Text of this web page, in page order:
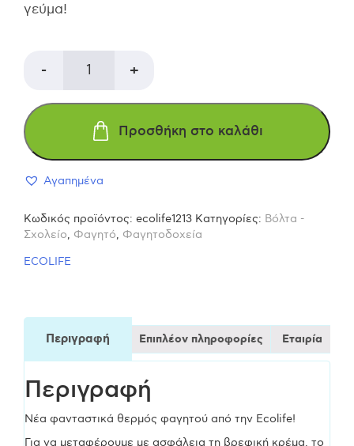
γεύμα!
- ECOLIFE
Ανοξείδωτο
Φαγητού
450
ml
Blue
ποσότητα
+
Προσθήκη στο καλάθι
Αγαπημένα
Κωδικός προϊόντος: ecolife1213 Κατηγορίες: Βόλτα -
Σχολείο, Φαγητό, Φαγητοδοχεία
ECOLIFE
Περιγραφή Επιπλέον πληροφορίες Εταιρία
Περιγραφή
Νέα φανταστικά θερμός φαγητού από την Εcolife!
Για να μεταφέρουμε με ασφάλεια τη βρεφική κρέμα, το